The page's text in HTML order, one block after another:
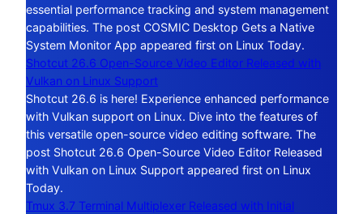
essential performance tracking and system management
capabilities. The post COSMIC Desktop Gets a Native
System Monitor App appeared first on Linux Today.
Shotcut 26.6 Open-Source Video Editor Released with
Vulkan on Linux Support
Shotcut 26.6 is here! Experience enhanced performance
with Vulkan support on Linux. Dive into the features of
this versatile open-source video editing software. The
post Shotcut 26.6 Open-Source Video Editor Released
with Vulkan on Linux Support appeared first on Linux
Today.
Tmux 3.7 Terminal Multiplexer Released with Initial